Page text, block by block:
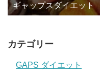
ギャップスダイエット
カテゴリー
GAPS ダイエット